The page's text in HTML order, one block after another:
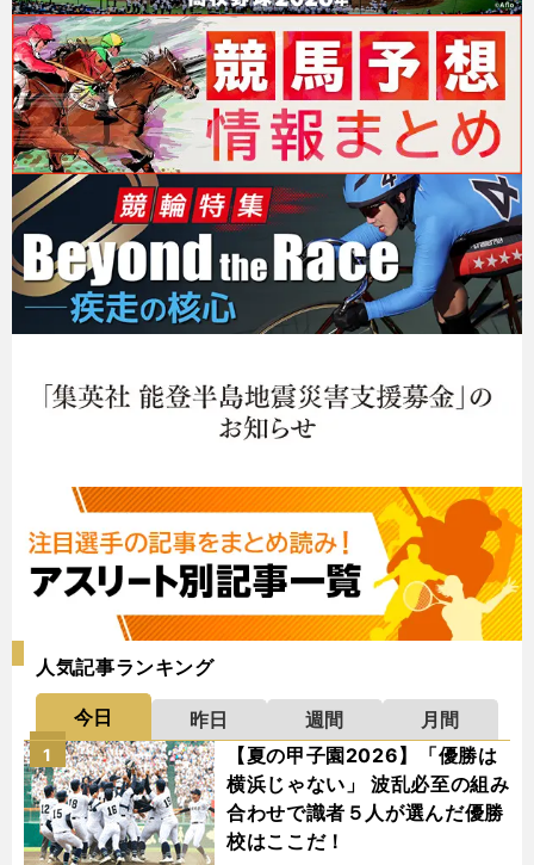
人気記事ランキング
今日 昨日 週間
月間
【夏の甲子園2026】「優勝は
横浜じゃない」 波乱必至の組み
合わせで識者５人が選んだ優勝
校はここだ！
1